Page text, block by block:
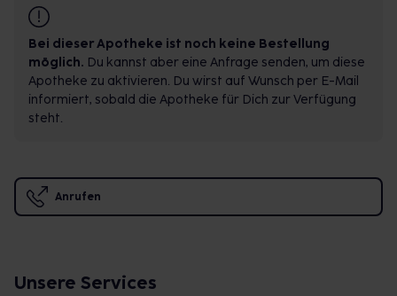
Bei dieser Apotheke ist noch keine Bestellung
möglich. Du kannst aber eine Anfrage senden, um diese
Apotheke zu aktivieren. Du wirst auf Wunsch per E-Mail
informiert, sobald die Apotheke für Dich zur Verfügung
steht.
Anrufen
Unsere Services